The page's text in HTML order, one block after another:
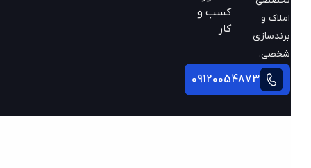
املاک و
برندسازی
شخصی.
09120054873
کسب و